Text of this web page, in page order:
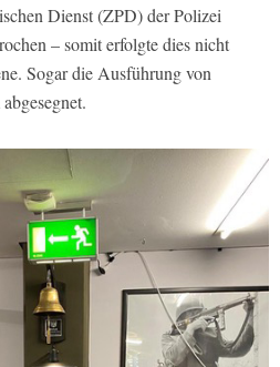
Dienst (ZPD) der Polizei
– somit erfolgte dies nicht
Sogar die Ausführung von